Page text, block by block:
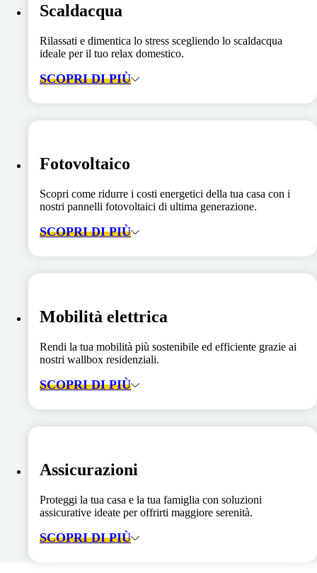
Scaldacqua
Rilassati e dimentica lo stress scegliendo lo scaldacqua
ideale per il tuo relax domestico.
SCOPRI DI PIÙ
Fotovoltaico
Scopri come ridurre i costi energetici della tua casa con i
nostri pannelli fotovoltaici di ultima generazione.
SCOPRI DI PIÙ
Mobilità elettrica
Rendi la tua mobilità più sostenibile ed efficiente grazie ai
nostri wallbox residenziali.
SCOPRI DI PIÙ
Assicurazioni
Proteggi la tua casa e la tua famiglia con soluzioni
assicurative ideate per offrirti maggiore serenità.
SCOPRI DI PIÙ